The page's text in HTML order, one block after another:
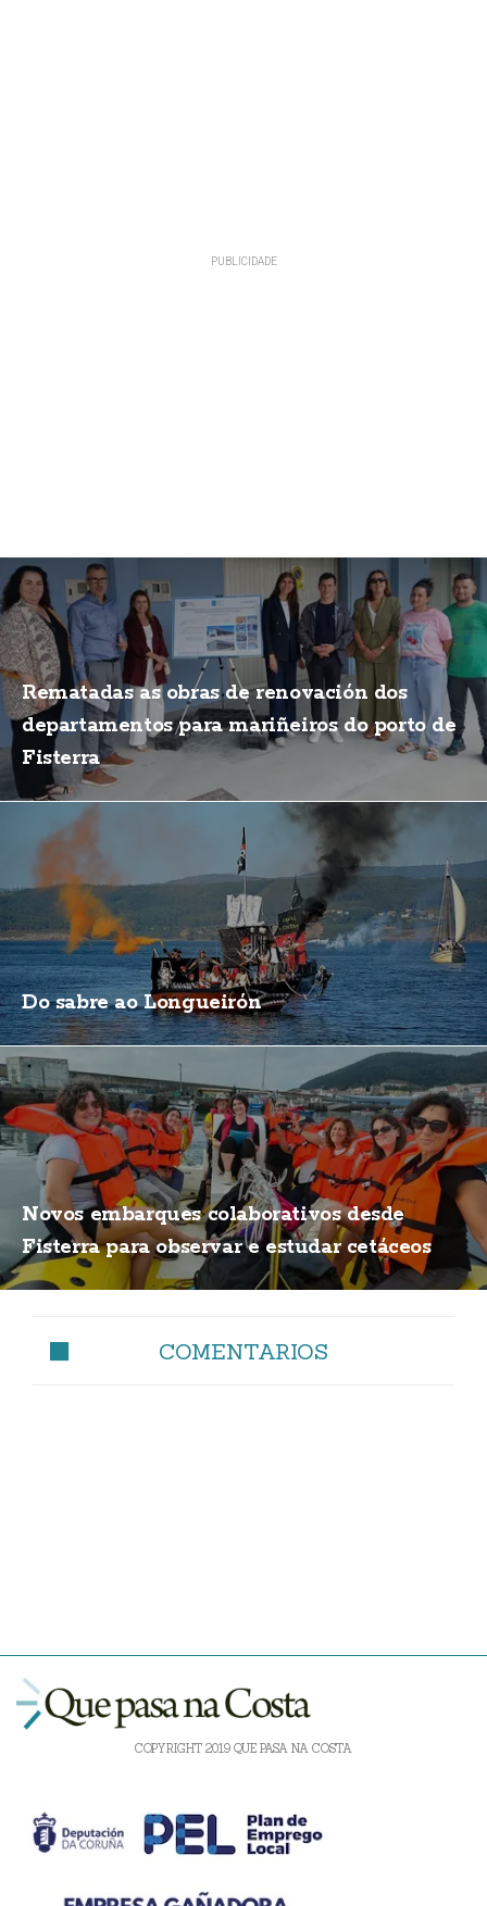
Rematadas as obras de renovación dos
departamentos para mariñeiros do porto de
Fisterra
Do sabre ao Longueirón
Novos embarques colaborativos desde
Fisterra para observar e estudar cetáceos
COMENTARIOS
COPYRIGHT 2019 QUE PASA NA COSTA